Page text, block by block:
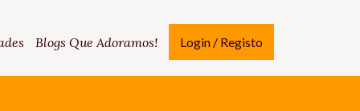
Blogs Que Adoramos! Login / Registo